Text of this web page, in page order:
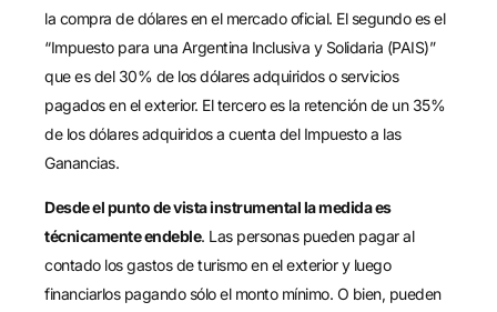
la compra de dólares en el mercado oficial. El segundo es el
“Impuesto para una Argentina Inclusiva y Solidaria (PAIS)”
que es del 30% de los dólares adquiridos o servicios
pagados en el exterior. El tercero es la retención de un 35%
de los dólares adquiridos a cuenta del Impuesto a las
Ganancias.
Desde el punto de vista instrumental la medida es
técnicamente endeble. Las personas pueden pagar al
contado los gastos de turismo en el exterior y luego
financiarlos pagando sólo el monto mínimo. O bien, pueden